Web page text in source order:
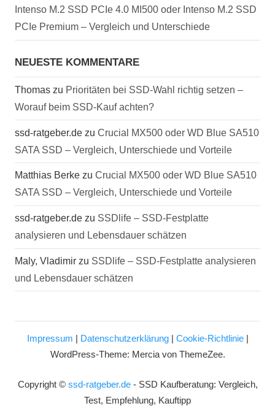
Intenso M.2 SSD PCIe 4.0 MI500 oder Intenso M.2 SSD
PCIe Premium – Vergleich und Unterschiede
NEUESTE KOMMENTARE
Thomas zu Prioritäten bei SSD-Wahl richtig setzen –
Worauf beim SSD-Kauf achten?
ssd-ratgeber.de zu Crucial MX500 oder WD Blue SA510
SATA SSD – Vergleich, Unterschiede und Vorteile
Matthias Berke zu Crucial MX500 oder WD Blue SA510
SATA SSD – Vergleich, Unterschiede und Vorteile
ssd-ratgeber.de zu SSDlife – SSD-Festplatte
analysieren und Lebensdauer schätzen
Maly, Vladimir zu SSDlife – SSD-Festplatte analysieren
und Lebensdauer schätzen
Impressum | Datenschutzerklärung| Cookie-Richtlinie|
WordPress-Theme: Mercia von ThemeZee.
Copyright © ssd-ratgeber.de- SSD Kaufberatung: Vergleich,
Test, Empfehlung, Kauftipp